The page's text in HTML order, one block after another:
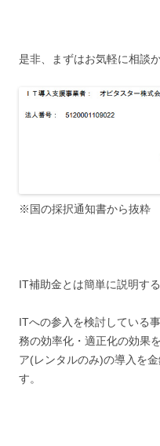
是非、まずはお気軽に相談
※国の採択通知書から抜粋
IT補助金とは簡単に説明する
ITへの参入を検討している
務の効率化・適正化の効果
ア(レンタルのみ)の導入を
す。